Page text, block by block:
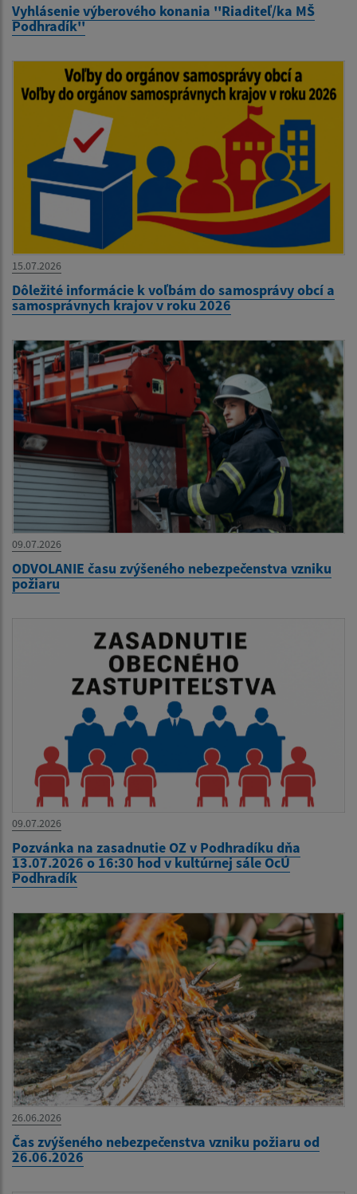
Vyhlásenie výberového konania ''Riaditeľ/ka MŠ
Podhradík''
15.07.2026
Dôležité informácie k voľbám do samosprávy obcí a
samosprávnych krajov v roku 2026
09.07.2026
ODVOLANIE času zvýšeného nebezpečenstva vzniku
požiaru
09.07.2026
Pozvánka na zasadnutie OZ v Podhradíku dňa
13.07.2026 o 16:30 hod v kultúrnej sále OcÚ
Podhradík
26.06.2026
Čas zvýšeného nebezpečenstva vzniku požiaru od
26.06.2026